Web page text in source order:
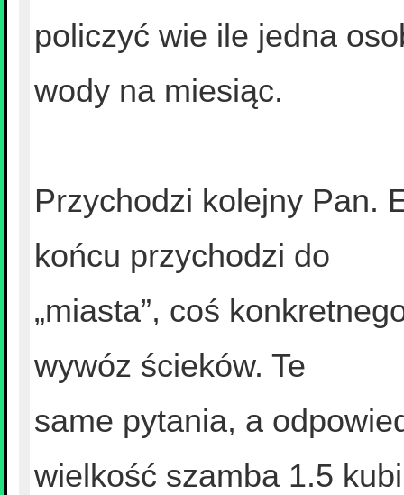
policzyć wie ile jedna
wody na miesiąc.
Przychodzi kolejny Pan.
końcu przychodzi do
„miasta”, coś
wywóz ścieków. Te
same pytania, a
wielkość szamba 1.5